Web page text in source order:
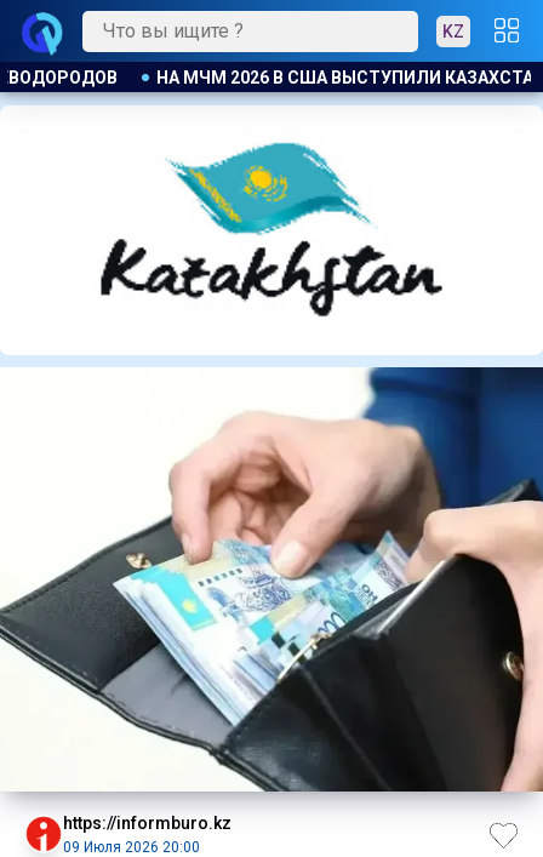
KZ
БАРЬЕРИСТЫ ЕСЛИ НЕ ДОСТАЛОСЬ
https://informburo.kz
09 Июля 2026 20:00